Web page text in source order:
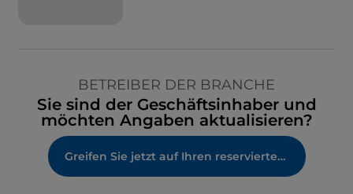
BETREIBER DER BRANCHE
Sie sind der Geschäftsinhaber und
möchten Angaben aktualisieren?
Greifen Sie jetzt auf Ihren reservierten Bereich zu